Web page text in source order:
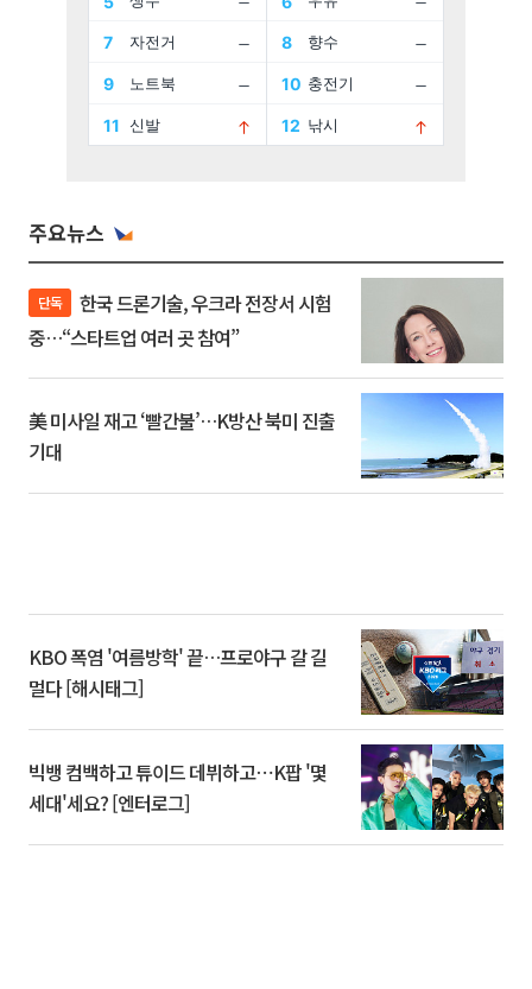
주요뉴스
단독
중…“스타트업 여러 곳 참여”
美 미사일 재고 ‘빨간불’…K방산 북미 진출
기대
KBO 폭염 '여름방학' 끝…프로야구 갈 길
멀다 [해시태그]
빅뱅 컴백하고 튜이드 데뷔하고⋯K팝 '몇
세대'세요? [엔터로그]